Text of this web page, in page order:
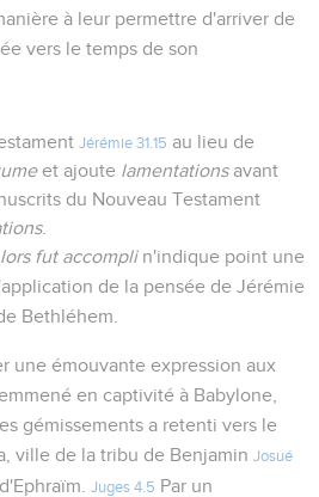
à leur permettre d'arriver de
vers le temps de son
Jérémie 31.15 au lieu de
et ajoute lamentationsavant
du Nouveau Testament
.
fut accomplin'indique point une
de la pensée de Jérémie
Bethléhem.
une émouvante expression aux
en captivité à Babylone,
gémissements a retenti vers le
ville de la tribu de Benjamin Josué
Juges 4.5 Par un